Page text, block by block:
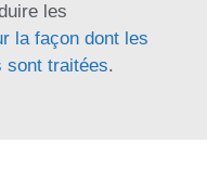
les
la façon dont les
sont traitées.